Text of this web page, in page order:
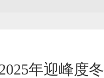
年迎峰度冬